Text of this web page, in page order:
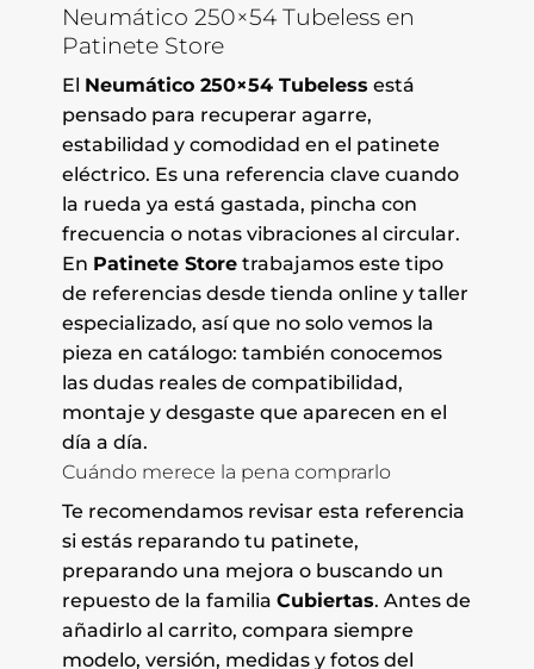
Neumático 250×54 Tubeless en
Patinete Store
El Neumático 250×54 Tubeless está
pensado para recuperar agarre,
estabilidad y comodidad en el patinete
eléctrico. Es una referencia clave cuando
la rueda ya está gastada, pincha con
frecuencia o notas vibraciones al circular.
En Patinete Storetrabajamos este tipo
de referencias desde tienda online y taller
especializado, así que no solo vemos la
pieza en catálogo: también conocemos
las dudas reales de compatibilidad,
montaje y desgaste que aparecen en el
día a día.
Cuándo merece la pena comprarlo
Te recomendamos revisar esta referencia
si estás reparando tu patinete,
preparando una mejora o buscando un
repuesto de la familia Cubiertas. Antes de
añadirlo al carrito, compara siempre
modelo, versión, medidas y fotos del